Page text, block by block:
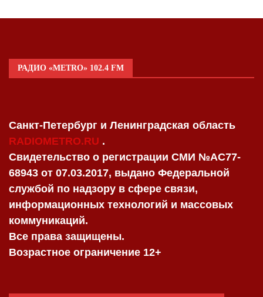
РАДИО «METRO» 102.4 FM
Санкт-Петербург и Ленинградская область
RADIOMETRO.RU .
Свидетельство о регистрации СМИ №AC77-
68943 от 07.03.2017, выдано Федеральной
службой по надзору в сфере связи,
информационных технологий и массовых
коммуникаций.
Все права защищены.
Возрастное ограничение 12+